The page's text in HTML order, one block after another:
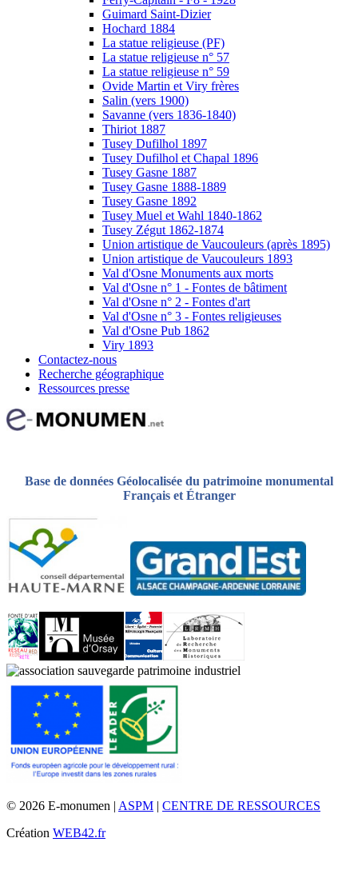
Guimard Saint-Dizier
Hochard 1884
La statue religieuse (PF)
La statue religieuse n° 57
La statue religieuse n° 59
Ovide Martin et Viry frères
Salin (vers 1900)
Savanne (vers 1836-1840)
Thiriot 1887
Tusey Dufilhol 1897
Tusey Dufilhol et Chapal 1896
Tusey Gasne 1887
Tusey Gasne 1888-1889
Tusey Gasne 1892
Tusey Muel et Wahl 1840-1862
Tusey Zégut 1862-1874
Union artistique de Vaucouleurs (après 1895)
Union artistique de Vaucouleurs 1893
Val d'Osne Monuments aux morts
Val d'Osne n° 1 - Fontes de bâtiment
Val d'Osne n° 2 - Fontes d'art
Val d'Osne n° 3 - Fontes religieuses
Val d'Osne Pub 1862
Viry 1893
Contactez-nous
Recherche géographique
Ressources presse
Base de données Géolocalisée du patrimoine monumental
Français et Étranger
© 2026 E-monumen | ASPM | CENTRE DE RESSOURCES
Création WEB42.fr